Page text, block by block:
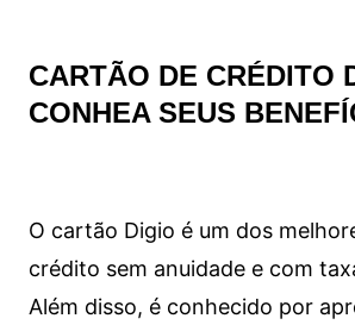
CARTÃO DE CRÉDITO
CONHEA SEUS
O cartão Digio é um dos
crédito sem anuidade e com
Além disso, é conhecido por